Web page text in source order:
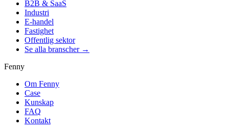
B2B & SaaS
Industri
E-handel
Fastighet
Offentlig sektor
Se alla branscher →
Fenny
Om Fenny
Case
Kunskap
FAQ
Kontakt